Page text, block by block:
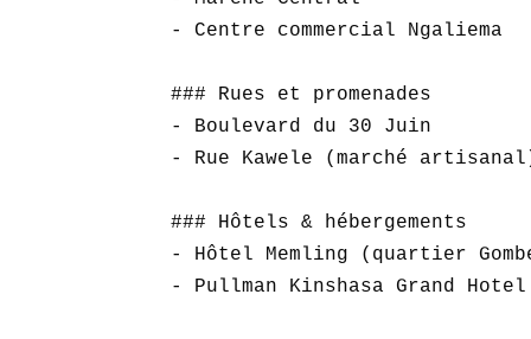
- Centre commercial Ngaliema
### Rues et promenades
- Boulevard du 30 Juin
- Rue Kawele (marché
### Hôtels & hébergements
- Hôtel Memling (quartier
- Pullman Kinshasa Grand